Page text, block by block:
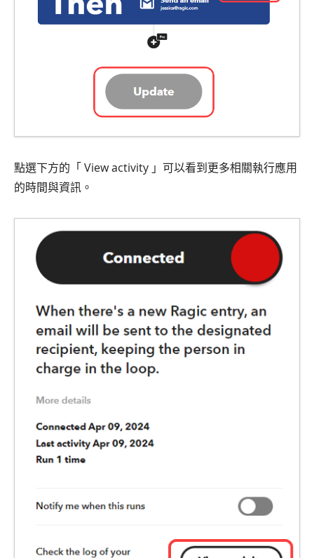
點選下方的「 View activity 」可以看到更多相關執行應用
的時間與資訊。